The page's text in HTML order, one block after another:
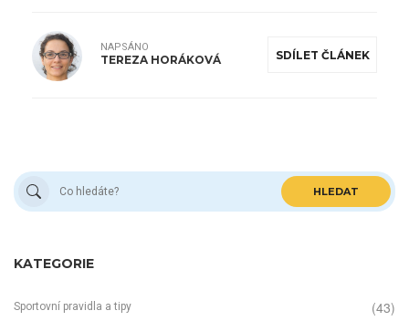
SDÍLET ČLÁNEK
NAPSÁNO
TEREZA HORÁKOVÁ
HLEDAT
KATEGORIE
Sportovní pravidla a tipy (43)